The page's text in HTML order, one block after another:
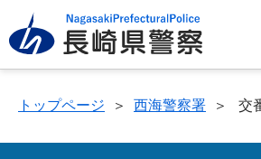
トップページ ＞ 西海警察署 ＞ 交